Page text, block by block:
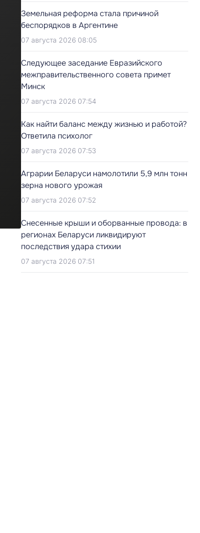
Земельная реформа стала причиной
беспорядков в Аргентине
07 августа 2026 08:05
Следующее заседание Евразийского
межправительственного совета примет
Минск
07 августа 2026 07:54
Как найти баланс между жизнью и работой?
Ответила психолог
07 августа 2026 07:53
Аграрии Беларуси намолотили 5,9 млн тонн
зерна нового урожая
07 августа 2026 07:52
Снесенные крыши и оборванные провода: в
регионах Беларуси ликвидируют
последствия удара стихии
07 августа 2026 07:51